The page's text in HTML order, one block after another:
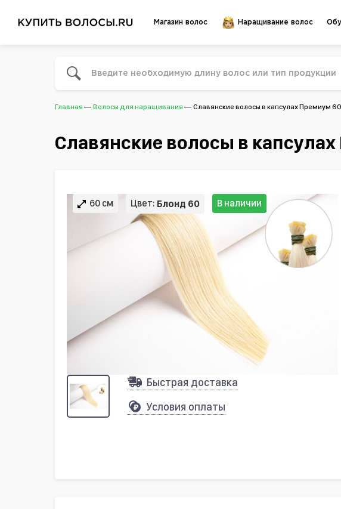
Магазин волос Наращивание волос
Главная Волосы для наращивания Славянские волосы в капсулах Премиум
Славянские волосы в
60 см Цвет: Блонд 60 В наличии
Быстрая доставка
Условия оплаты